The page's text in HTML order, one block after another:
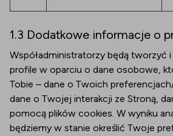
1.3 Dodatkowe informacje o
Współadministratorzy będą tworzyć
profile w oparciu o dane osobowe,
Tobie – dane o Twoich
dane o Twojej interakcji ze Stroną,
pomocą plików cookies. W wyniku
będziemy w stanie określić Twoje